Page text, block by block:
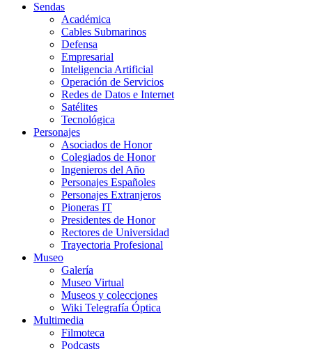
Sendas
Académica
Cables Submarinos
Defensa
Empresarial
Inteligencia Artificial
Operación de Servicios
Redes de Datos e Internet
Satélites
Tecnológica
Personajes
Asociados de Honor
Colegiados de Honor
Ingenieros del Año
Personajes Españoles
Personajes Extranjeros
Pioneras IT
Presidentes de Honor
Rectores de Universidad
Trayectoria Profesional
Museo
Galería
Museo Virtual
Museos y colecciones
Wiki Telegrafía Óptica
Multimedia
Filmoteca
Podcasts